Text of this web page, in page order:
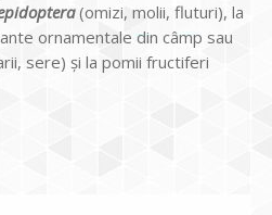
(omizi, molii, fluturi), la
ornamentale din câmp sau
sere) și la pomii fructiferi